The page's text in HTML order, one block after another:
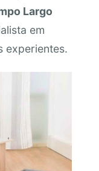
Largo
em
experientes.